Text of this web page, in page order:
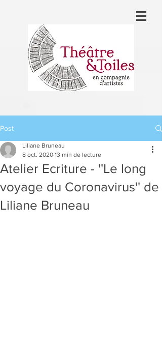
Post
Atelier Ecriture - ''Le long
voyage du Coronavirus'' de
Liliane Bruneau
Liliane Bruneau
8 oct. 2020 13 min de lecture